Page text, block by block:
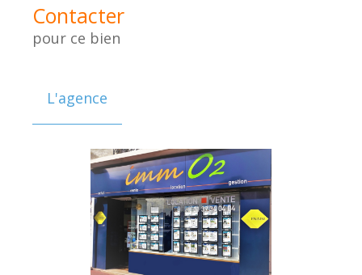
Contacter
pour ce bien
L'agence